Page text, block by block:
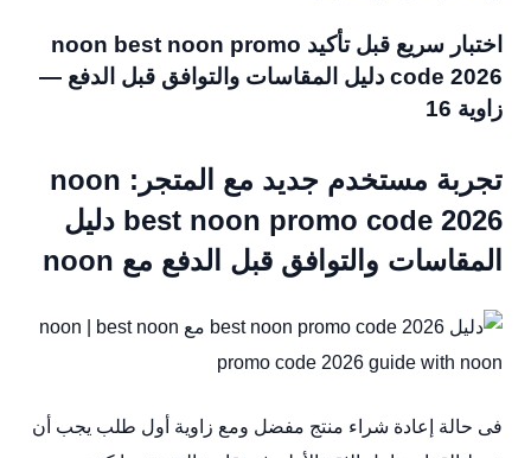
اختبار سريع قبل تأكيد noon best noon promo
code 2026 دليل المقاسات والتوافق قبل الدفع —
زاوية 16
تجربة مستخدم جديد مع المتجر: noon
best noon promo code 2026 دليل
المقاسات والتوافق قبل الدفع مع noon
فى حالة إعادة شراء منتج مفضل ومع زاوية أول طلب يجب أن